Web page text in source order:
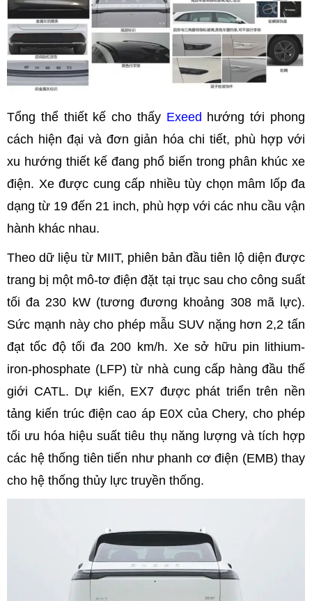
Tổng thể thiết kế cho thấy Exeed hướng tới phong
cách hiện đại và đơn giản hóa chi tiết, phù hợp với
xu hướng thiết kế đang phổ biến trong phân khúc xe
điện. Xe được cung cấp nhiều tùy chọn mâm lốp đa
dạng từ 19 đến 21 inch, phù hợp với các nhu cầu vận
hành khác nhau.
Theo dữ liệu từ MIIT, phiên bản đầu tiên lộ diện được
trang bị một mô-tơ điện đặt tại trục sau cho công suất
tối đa 230 kW (tương đương khoảng 308 mã lực).
Sức mạnh này cho phép mẫu SUV nặng hơn 2,2 tấn
đạt tốc độ tối đa 200 km/h. Xe sở hữu pin lithium-
iron-phosphate (LFP) từ nhà cung cấp hàng đầu thế
giới CATL. Dự kiến, EX7 được phát triển trên nền
tảng kiến trúc điện cao áp E0X của Chery, cho phép
tối ưu hóa hiệu suất tiêu thụ năng lượng và tích hợp
các hệ thống tiên tiến như phanh cơ điện (EMB) thay
cho hệ thống thủy lực truyền thống.